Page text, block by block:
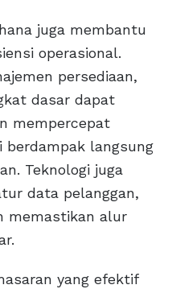
juga membantu
operasional.
persediaan,
dasar dapat
mempercepat
berdampak langsung
Teknologi juga
data pelanggan,
memastikan alur
yang efektif